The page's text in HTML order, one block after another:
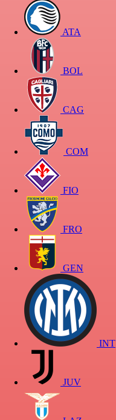
ATA
BOL
CAG
COM
FIO
FRO
GEN
INT
JUV